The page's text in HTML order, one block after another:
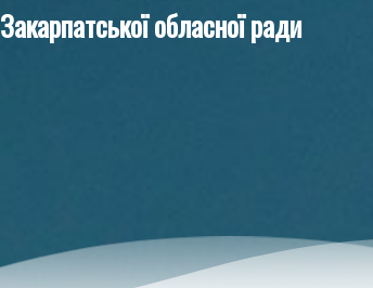
Закарпатської обласної ради